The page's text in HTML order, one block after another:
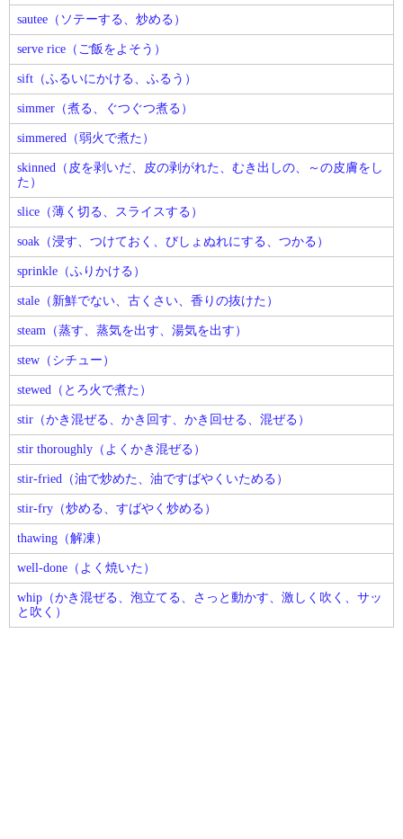
sautee（ソテーする、炒める）
serve rice（ご飯をよそう）
sift（ふるいにかける、ふるう）
simmer（煮る、ぐつぐつ煮る）
simmered（弱火で煮た）
skinned（皮を剥いだ、皮の剥がれた、むき出しの、～の皮膚をし
た）
slice（薄く切る、スライスする）
soak（浸す、つけておく、びしょぬれにする、つかる）
sprinkle（ふりかける）
stale（新鮮でない、古くさい、香りの抜けた）
steam（蒸す、蒸気を出す、湯気を出す）
stew（シチュー）
stewed（とろ火で煮た）
stir（かき混ぜる、かき回す、かき回せる、混ぜる）
stir thoroughly（よくかき混ぜる）
stir-fried（油で炒めた、油ですばやくいためる）
stir-fry（炒める、すばやく炒める）
thawing（解凍）
well-done（よく焼いた）
whip（かき混ぜる、泡立てる、さっと動かす、激しく吹く、サッ
と吹く）